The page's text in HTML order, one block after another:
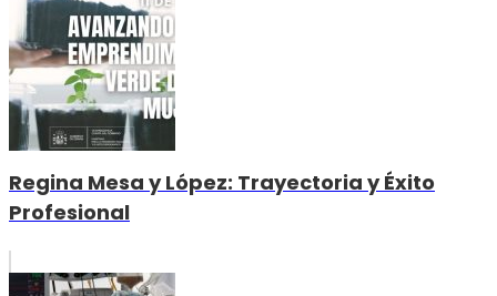
Regina Mesa y López: Trayectoria y Éxito
Profesional